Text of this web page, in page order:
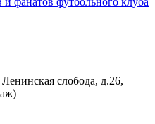
слобода, д.26,